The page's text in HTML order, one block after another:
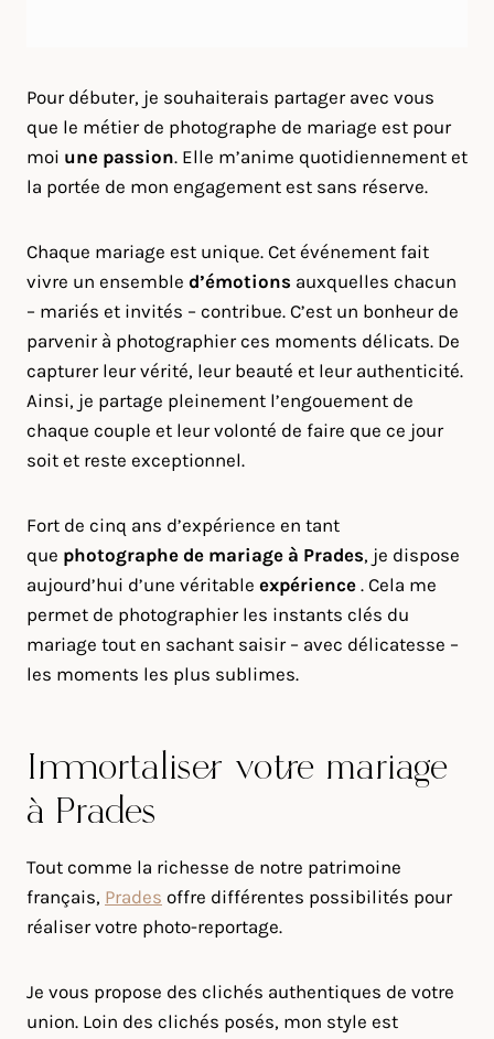
Pour débuter, je souhaiterais partager avec vous
que le métier de photographe de mariage est pour
moi une passion. Elle m’anime quotidiennement et
la portée de mon engagement est sans réserve.
Chaque mariage est unique. Cet événement fait
vivre un ensemble d’émotions auxquelles chacun
– mariés et invités – contribue. C’est un bonheur de
parvenir à photographier ces moments délicats. De
capturer leur vérité, leur beauté et leur authenticité.
Ainsi, je partage pleinement l’engouement de
chaque couple et leur volonté de faire que ce jour
soit et reste exceptionnel.
Fort de cinq ans d’expérience en tant
que photographe de mariage à Prades, je dispose
aujourd’hui d’une véritable expérience . Cela me
permet de photographier les instants clés du
mariage tout en sachant saisir – avec délicatesse –
les moments les plus sublimes.
Immortaliser votre mariage
à Prades
Tout comme la richesse de notre patrimoine
français, Prades offre différentes possibilités pour
réaliser votre photo-reportage.
Je vous propose des clichés authentiques de votre
union. Loin des clichés posés, mon style est